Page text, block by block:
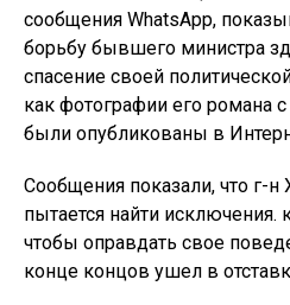
сообщения WhatsApp,
борьбу бывшего министра
спасение своей
как фотографии его романа
были опубликованы в
Сообщения показали, что г-н
пытается найти исключения.
чтобы оправдать свое
конце концов ушел в